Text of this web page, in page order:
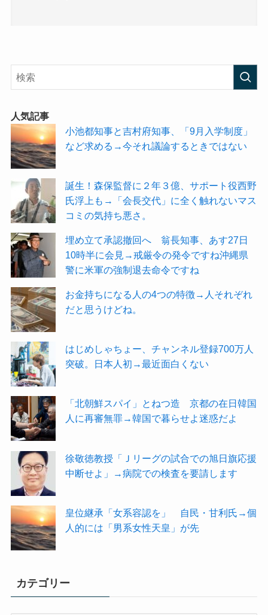
人気記事
小池都知事と吉村府知事、「9月入学制度」
など求める→今それ議論するときではない
誕生！森保監督に２年３億、サポート役西野
氏浮上も→「会長交代」に全く触れないマス
コミの気持ち悪さ。
埋め立て承認撤回へ 翁長知事、あす27日
10時半に会見→戒厳令の発令ですね沖縄県
警に米軍の強制退去命令ですね
お金持ちになる人の4つの特徴→人それぞれ
だと思うけどね。
はじめしゃちょー、チャンネル登録700万人
突破。日本人初→最近面白くない
「北朝鮮スパイ」とねつ造 京都の在日韓国
人に再審無罪→韓国で暮らせよ迷惑だよ
徐敬徳教授「Ｊリーグの試合での旭日旗応援
中断せよ」→病院での検査を要請します
皇位継承「女系容認を」 自民・甘利氏→個
人的には「男系女性天皇」が先
カテゴリー